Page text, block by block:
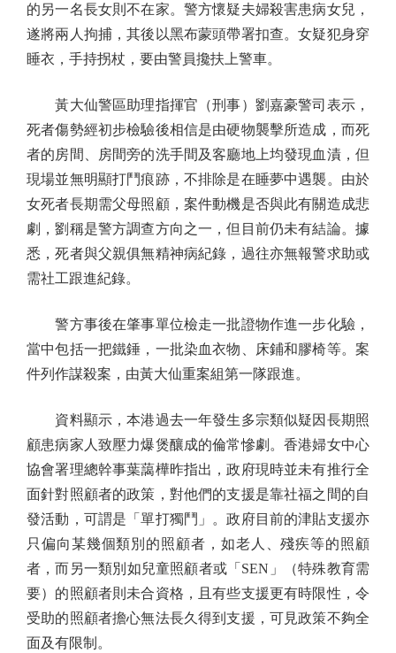
的另一名長女則不在家。警方懷疑夫婦殺害患病女兒，
遂將兩人拘捕，其後以黑布蒙頭帶署扣查。女疑犯身穿
睡衣，手持拐杖，要由警員攙扶上警車。
黃大仙警區助理指揮官（刑事）劉嘉豪警司表示，
死者傷勢經初步檢驗後相信是由硬物襲擊所造成，而死
者的房間、房間旁的洗手間及客廳地上均發現血漬，但
現場並無明顯打鬥痕跡，不排除是在睡夢中遇襲。由於
女死者長期需父母照顧，案件動機是否與此有關造成悲
劇，劉稱是警方調查方向之一，但目前仍未有結論。據
悉，死者與父親俱無精神病紀錄，過往亦無報警求助或
需社工跟進紀錄。
警方事後在肇事單位檢走一批證物作進一步化驗，
當中包括一把鐵錘，一批染血衣物、床鋪和膠椅等。案
件列作謀殺案，由黃大仙重案組第一隊跟進。
資料顯示，本港過去一年發生多宗類似疑因長期照
顧患病家人致壓力爆煲釀成的倫常慘劇。香港婦女中心
協會署理總幹事葉藹樺昨指出，政府現時並未有推行全
面針對照顧者的政策，對他們的支援是靠社福之間的自
發活動，可謂是「單打獨鬥」。政府目前的津貼支援亦
只偏向某幾個類別的照顧者，如老人、殘疾等的照顧
者，而另一類別如兒童照顧者或「SEN」（特殊教育需
要）的照顧者則未合資格，且有些支援更有時限性，令
受助的照顧者擔心無法長久得到支援，可見政策不夠全
面及有限制。